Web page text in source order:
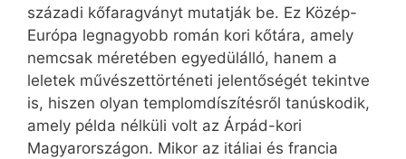
századi kőfaragványt mutatják be. Ez Közép-
Európa legnagyobb román kori kőtára, amely
nemcsak méretében egyedülálló, hanem a
leletek művészettörténeti jelentőségét tekintve
is, hiszen olyan templomdíszítésről tanúskodik,
amely példa nélküli volt az Árpád-kori
Magyarországon. Mikor az itáliai és francia